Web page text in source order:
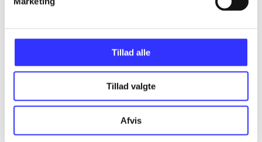
Tillad alle
Tillad valgte
Afvis
Artikler